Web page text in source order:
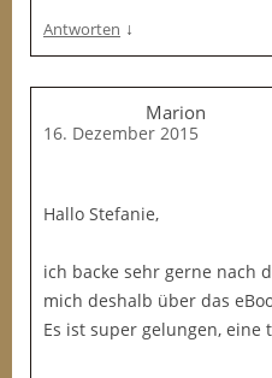
Antworten ↓
Marion
16. Dezember 2015
Hallo Stefanie,
ich backe sehr gerne nach
mich deshalb über das
Es ist super gelungen, eine